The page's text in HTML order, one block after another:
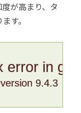
が高まり、タ
す。
error in
9.4.3